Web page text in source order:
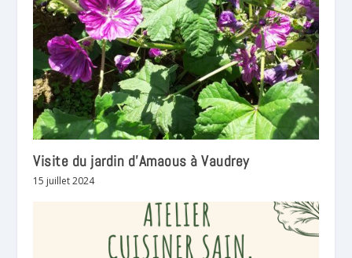
Visite du jardin d’Amaous à Vaudrey
15 juillet 2024